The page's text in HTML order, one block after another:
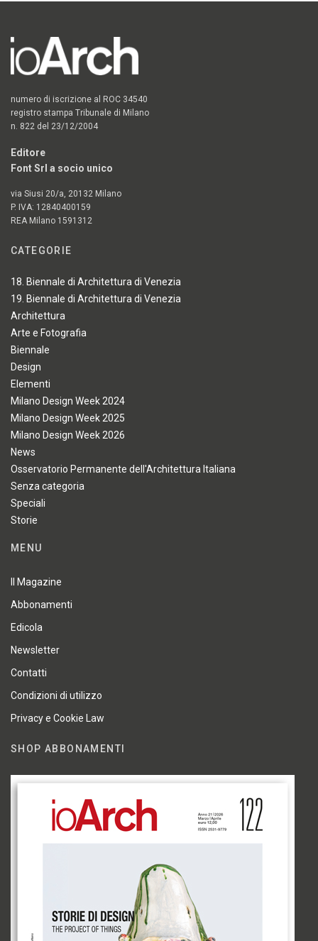
numero di iscrizione al ROC 34540
registro stampa Tribunale di Milano
n. 822 del 23/12/2004
Editore
Font Srl a socio unico
via Siusi 20/a, 20132 Milano
P. IVA: 12840400159
REA Milano 1591312
CATEGORIE
18. Biennale di Architettura di Venezia
19. Biennale di Architettura di Venezia
Architettura
Arte e Fotografia
Biennale
Design
Elementi
Milano Design Week 2024
Milano Design Week 2025
Milano Design Week 2026
News
Osservatorio Permanente dell'Architettura Italiana
Senza categoria
Speciali
Storie
MENU
Il Magazine
Abbonamenti
Edicola
Newsletter
Contatti
Condizioni di utilizzo
Privacy e Cookie Law
SHOP ABBONAMENTI